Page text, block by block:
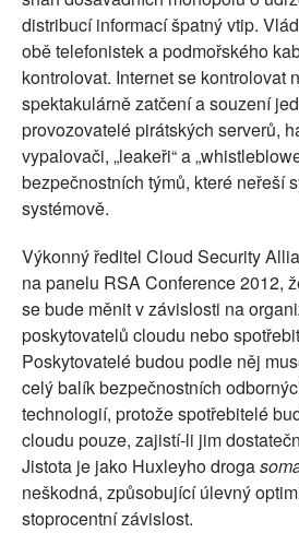
distribucí informací špatný vtip.
obě telefonistek a podmořského
kontrolovat. Internet se kontrolovat
spektakulárně zatčení a souzení
provozovatelé pirátských serverů,
vypalovači, „leakeři“ a
bezpečnostních týmů, které neřeší
systémově.
Výkonný ředitel Cloud Security
na panelu RSA Conference 2012,
se bude měnit v závislosti na
poskytovatelů cloudu nebo
Poskytovatelé budou podle něj
celý balík bezpečnostních
technologií, protože spotřebitelé
cloudu pouze, zajistí-li jim
Jistota je jako Huxleyho droga
neškodná, způsobující úlevný
stoprocentní závislost.